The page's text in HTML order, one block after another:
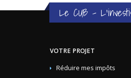
Le CUB -
VOTRE PROJET
Réduire mes impôts